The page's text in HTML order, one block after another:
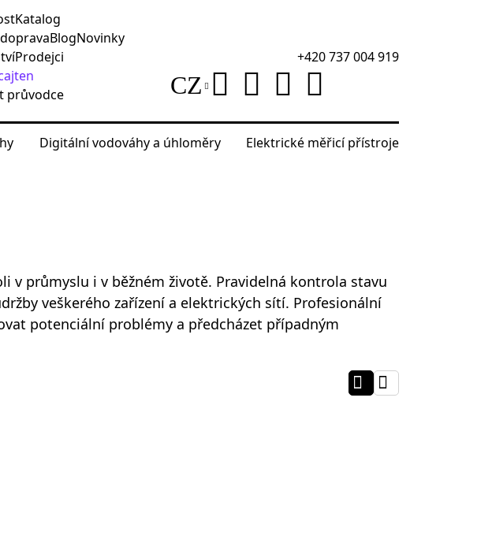
Katalog
BlogNovinky
Prodejci
průvodce
+420 737 004 919
CZ
Digitální vodováhy a úhloměry Elektrické měřicí přístroje
v průmyslu i v běžném životě. Pravidelná kontrola stavu
veškerého zařízení a elektrických sítí. Profesionální
potenciální problémy a předcházet případným